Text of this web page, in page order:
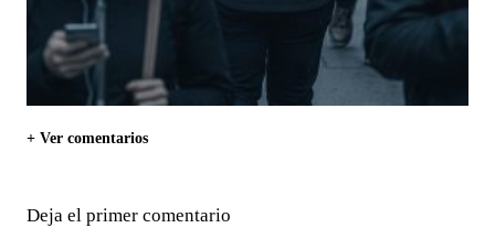
+ Ver comentarios
Deja el primer comentario